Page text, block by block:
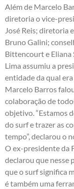
Além de Marcelo
diretoria o vice-
José Reis; diretoria
Bruno Galini;
Bittencourt e Eliana
Lima assumiu a
entidade da qual era
Marcelo Barros
colaboração de
objetivo. “Estamos
do surf e trazer as
tempo”, declarou o
O ex-presidente da
declarou que nesse
que o surf significa
é também uma